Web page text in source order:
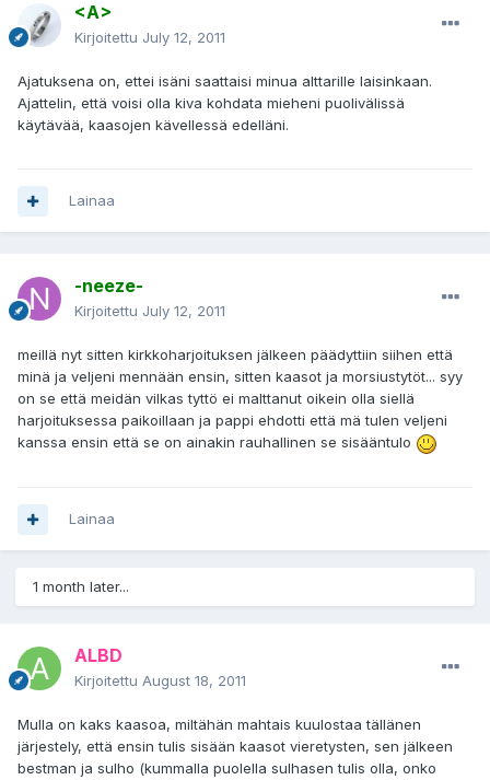
<A>
Kirjoitettu July 12, 2011
Ajatuksena on, ettei isäni saattaisi minua alttarille laisinkaan.
Ajattelin, että voisi olla kiva kohdata mieheni puolivälissä
käytävää, kaasojen kävellessä edelläni.
Lainaa
-neeze-
Kirjoitettu July 12, 2011
meillä nyt sitten kirkkoharjoituksen jälkeen päädyttiin siihen että
minä ja veljeni mennään ensin, sitten kaasot ja morsiustytöt... syy
on se että meidän vilkas tyttö ei malttanut oikein olla siellä
harjoituksessa paikoillaan ja pappi ehdotti että mä tulen veljeni
kanssa ensin että se on ainakin rauhallinen se sisääntulo
Lainaa
1 month later...
ALBD
Kirjoitettu August 18, 2011
Mulla on kaks kaasoa, miltähän mahtais kuulostaa tällänen
järjestely, että ensin tulis sisään kaasot vieretysten, sen jälkeen
bestman ja sulho (kummalla puolella sulhasen tulis olla, onko